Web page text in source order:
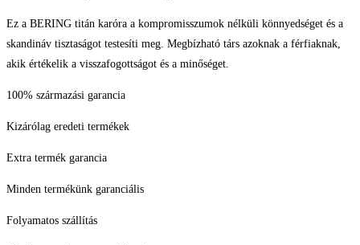
Ez a BERING titán karóra a kompromisszumok nélküli könnyedséget és a
skandináv tisztaságot testesíti meg. Megbízható társ azoknak a férfiaknak,
akik értékelik a visszafogottságot és a minőséget.
100% származási garancia
Kizárólag eredeti termékek
Extra termék garancia
Minden termékünk garanciális
Folyamatos szállítás